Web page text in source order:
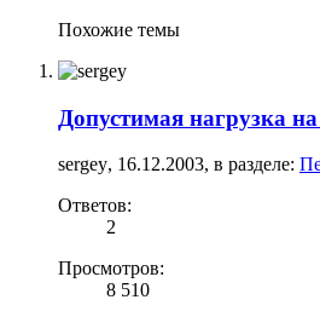
Похожие темы
Допустимая нагрузка
sergey, 16.12.2003, в разделе:
Ответов:
2
Просмотров:
8 510